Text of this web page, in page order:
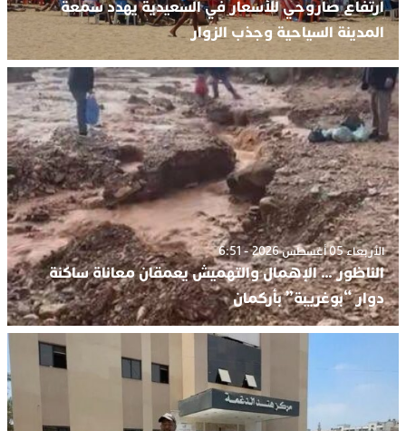
ارتفاع صاروحي للأسعار في السعيدية يهدد سمعة
المدينة السياحية وجذب الزوار
الأربعاء 05 أغسطس 2026 - 6:51
الناظور … الإهمال والتهميش يعمقان معاناة ساكنة
دوار “بوغريبة” بأركمان